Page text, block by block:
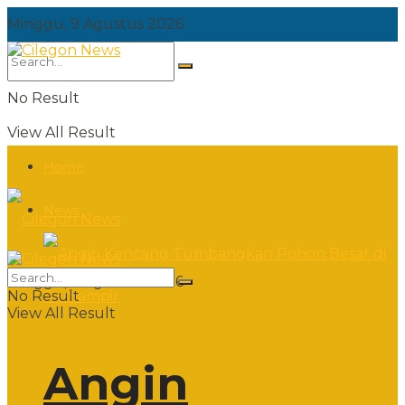
Minggu, 9 Agustus 2026
No Result
View All Result
Angin
Minggu, 9 Agustus 2026
No Result
View All Result